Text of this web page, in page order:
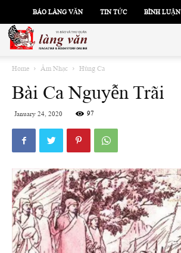
BÁO LÀNG VĂN TIN TỨC BÌNH LUẬN
Home Âm Nhạc Hùng Ca
Bài Ca Nguyễn Trãi
January 24, 2020 97